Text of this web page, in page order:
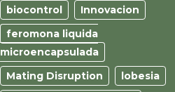
biocontrol
Innovacion
feromona liquida
microencapsulada
Mating Disruption
lobesia